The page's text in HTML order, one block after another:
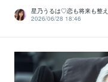
星乃うるは♡恋も将来も整
2026/06/28 18:46